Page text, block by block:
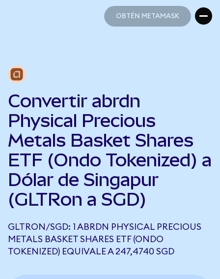
OBTÉN METAMASK
Convertir abrdn
Physical Precious
Metals Basket Shares
ETF (Ondo Tokenized) a
Dólar de Singapur
(GLTRon a SGD)
GLTRON/SGD: 1 ABRDN PHYSICAL PRECIOUS
METALS BASKET SHARES ETF (ONDO
TOKENIZED) EQUIVALE A 247,4740 SGD